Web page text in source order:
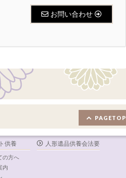
お問い合わせ
PAGETOP
供養
の方へ
内
人形遺品供養会法要